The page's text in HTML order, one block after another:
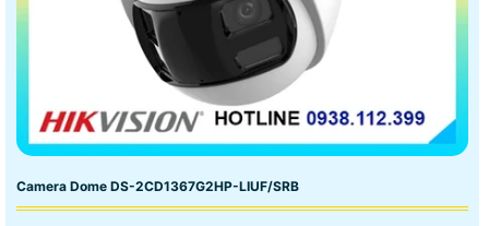
Camera Dome DS-2CD1367G2HP-LIUF/SRB